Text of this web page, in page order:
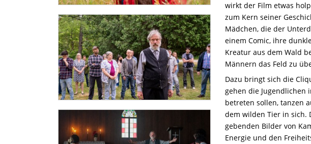
wirkt der Film etwas
zum Kern seiner
Mädchen, die der
einem Comic, ihre
Kreatur aus dem Wald
Männern das Feld zu
Dazu bringt sich die
gehen die Jugendlichen
betreten sollen, tanzen
dem wilden Tier in sich.
gebenden Bilder von
Energie und den